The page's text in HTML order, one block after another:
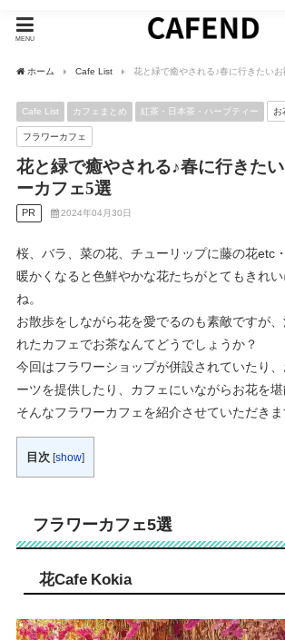
MENU
ホーム Cafe List 花と緑で癒やされる♪春に行きたい
Cafe List カフェまとめ 紅茶・日本茶・ハーブティー お
フラワーカフェ
花と緑で癒やされる♪春に行きた
ーカフェ5選
PR 2024年04月30日
桜、バラ、菜の花、チューリップに藤の花etc
暖かくなると色鮮やかな花たちがとてもきれ
ね。
お散歩をしながら花を愛でるのも素敵ですが
れたカフェでお茶なんてどうでしょうか？
今回はフラワーショップが併設されていたり
ーツを提供したり、カフェにいながらお花を堪
そんなフラワーカフェを紹介させていただきま
目次 [show]
フラワーカフェ5選
花Cafe Kokia